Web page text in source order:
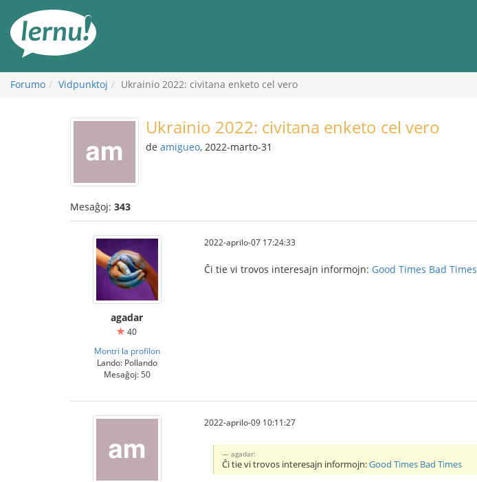
enhavo
Forumo Vidpunktoj Ukrainio 2022: civitana enketo cel vero
Ukrainio 2022: civitana enketo cel vero
de amigueo, 2022-marto-31
Mesaĝoj: 343
agadar
40
Montri la profilon
Lando: Pollando
Mesaĝoj: 50
2022-aprilo-07 17:24:33
Ĉi tie vi trovos interesajn informojn: Good Times Bad Times
2022-aprilo-09 10:11:27
agadar:
Ĉi tie vi trovos interesajn informojn:Good Times Bad Times